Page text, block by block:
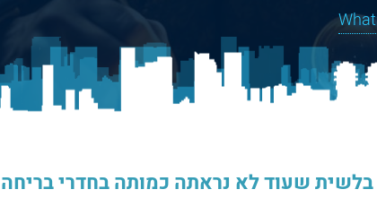
שעוד לא נראתה כמותה בחדרי